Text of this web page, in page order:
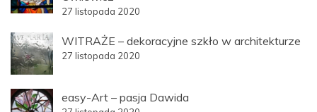
27 listopada 2020
WITRAŻE – dekoracyjne szkło w architekturze
27 listopada 2020
easy-Art – pasja Dawida